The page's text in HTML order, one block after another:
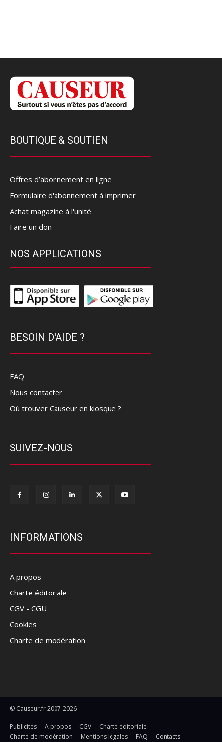
BOUTIQUE & SOUTIEN
Offres d’abonnement en ligne
Formulaire d'abonnement à imprimer
Achat magazine à l'unité
Faire un don
NOS APPLICATIONS
BESOIN D'AIDE ?
FAQ
Nous contacter
Où trouver Causeur en kiosque ?
SUIVEZ-NOUS
INFORMATIONS
A propos
Charte éditoriale
CGV - CGU
Cookies
Charte de modération
© Causeur.fr 2007-2026
Publicités A propos CGV
Charte éditoriale
Charte de modération
Mentions légales FAQ Contacts